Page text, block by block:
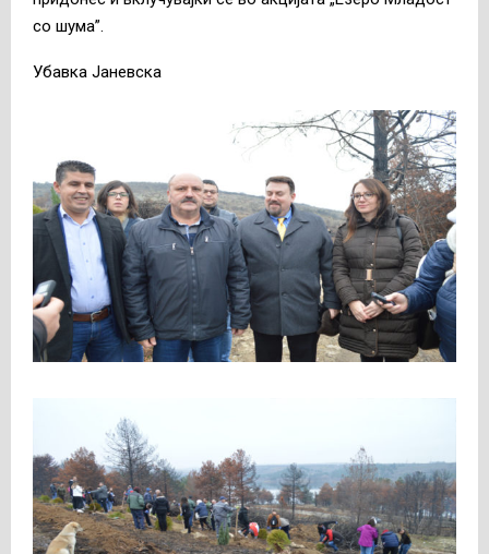
со шума”.
Убавка Јаневска